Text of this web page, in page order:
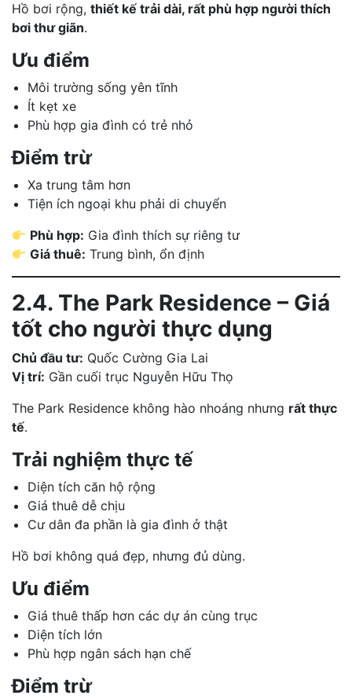
Hồ bơi rộng, thiết kế trải dài, rất phù hợp người thích
bơi thư giãn.
Ưu điểm
Môi trường sống yên tĩnh
Ít kẹt xe
Phù hợp gia đình có trẻ nhỏ
Điểm trừ
Xa trung tâm hơn
Tiện ích ngoại khu phải di chuyển
Phù hợp: Gia đình thích sự riêng tư
Giá thuê: Trung bình, ổn định
2.4. The Park Residence – Giá
tốt cho người thực dụng
Chủ đầu tư: Quốc Cường Gia Lai
Vị trí: Gần cuối trục Nguyễn Hữu Thọ
The Park Residence không hào nhoáng nhưng rất thực
tế.
Trải nghiệm thực tế
Diện tích căn hộ rộng
Giá thuê dễ chịu
Cư dân đa phần là gia đình ở thật
Hồ bơi không quá đẹp, nhưng đủ dùng.
Ưu điểm
Giá thuê thấp hơn các dự án cùng trục
Diện tích lớn
Phù hợp ngân sách hạn chế
Điểm trừ